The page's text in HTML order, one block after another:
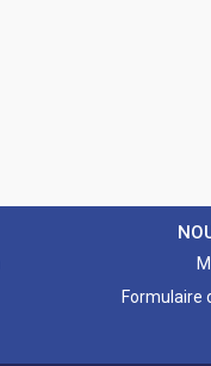
Formulaire